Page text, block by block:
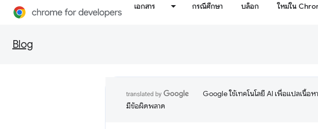
เอกสาร กรณีศึกษา บล็อก ใหม่ใน
Blog
Google ใช้เทคโนโลยี AI เพื่อแปลเนื้อ
มีข้อผิดพลาด